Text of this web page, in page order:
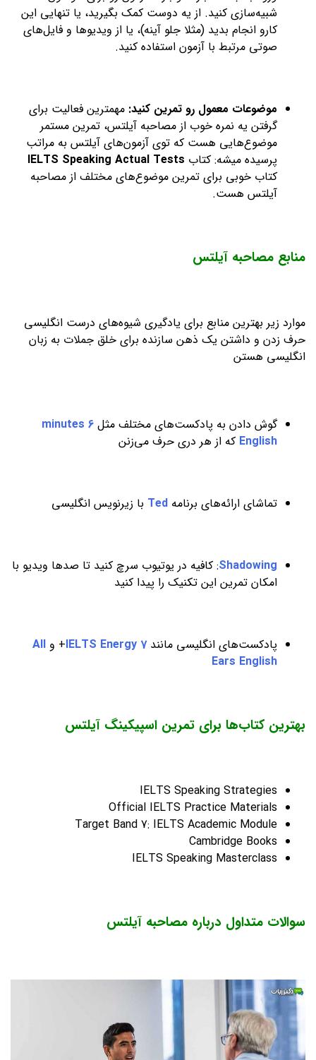
شبیه‌سازی کنید. از یه دوست کمک بگیرید، یا تنهایی این
کارو انجام بدید (مثلا جلو آینه)، یا از ویدیوها و فایل‌های
صوتی مرتبط با آزمون استفاده کنید.
موضوعات معمول رو تمرین کنید: مهمترین فعالیت برای
گرفتن یه نمره خوب از مصاحبه آیلتس، تمرین مستمر
موضوع‌هایی هست که توی آزمون‌های آیلتس به مراتب
پرسیده میشه: کتاب IELTS Speaking Actual Tests
کتاب خوبی برای تمرین موضوع‌های مختلف از مصاحبه
آیلتس هست.
منابع مصاحبه آیلتس
موارد زیر بهترین منابع برای یادگیری شیوه‌های درست انگلیسی
حرف زدن و داشتن یک ذهن سازنده برای خلق جملات به زبان
انگلیسی هستن
گوش دادن به پادکست‌های مختلف مثل
6 minutes
English که از هر دری حرف می‌زنن
تماشای ارائه‌های برنامه Ted با زیرنویس انگلیسی
Shadowing: کافیه در یوتیوب سرچ کنید تا صدها ویدیو با
امکان تمرین این تکنیک را پیدا کنید
پادکست‌های انگلیسی مانندIELTS Energy 7+ و All
Ears English
بهترین کتاب‌ها برای تمرین اسپیکینگ آیلتس
IELTS Speaking Strategies
Official IELTS Practice Materials
Target Band 7: IELTS Academic Module
Cambridge Books
IELTS Speaking Masterclass
سوالات متداول درباره مصاحبه آیلتس